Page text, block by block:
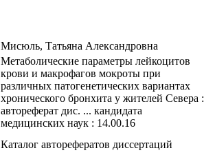
Мисюль, Татьяна Александровна
Метаболические параметры лейкоцитов
крови и макрофагов мокроты при
различных патогенетических вариантах
хронического бронхита у жителей Севера :
автореферат дис. ... кандидата
медицинских наук : 14.00.16
Каталог авторефератов диссертаций